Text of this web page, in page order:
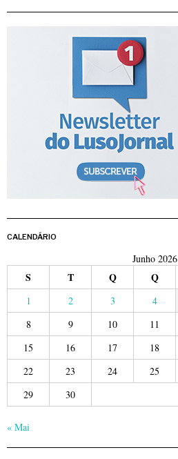
CALENDÁRIO
Junho 2026
S T Q Q
1 2 3 4
8
9 10 11
15
16 17 18
22
23 24 25
29
30
« Mai